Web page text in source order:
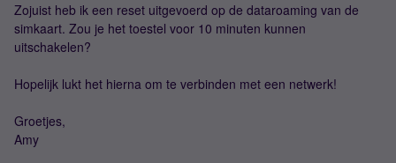
Zojuist heb ik een reset uitgevoerd op de dataroaming van de
simkaart. Zou je het toestel voor 10 minuten kunnen
uitschakelen?
Hopelijk lukt het hierna om te verbinden met een netwerk!
Groetjes,
Amy